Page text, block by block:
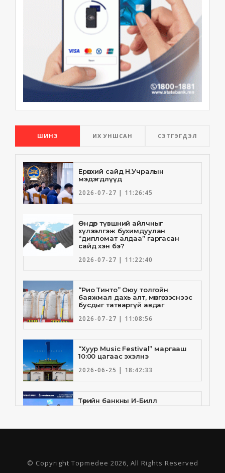
ШИНЭ ИХ УНШСАН СЭТГЭГДЭЛ
Ерөнхий сайд Н.Учралын
мэдэгдлүүд
2026-07-27 | 11:26:45
Өндөр түвшний айлчныг
хүлээлгэж бухимдуулан
“дипломат алдаа” гаргасан
сайд хэн бэ?
2026-07-27 | 11:22:40
“Рио Тинто” Оюу толгойн
баяжмал дахь алт, мөнгө, зэснээс
бусдыг татваргүй авдаг
2026-07-27 | 11:08:56
“Хуур Music Festival” маргааш
10:00 цагаас эхэлнэ
2026-06-25 | 18:42:33
Төрийн банкны И-Билл
үйлчилгээнд Голомт банк
2026-06-25 | 9:33:55
Төрийн банк, Санхүү Эдийн
Засгийн Их Сургууль хамтын
© Copyright Topmedee 2026, All Rights Reserved